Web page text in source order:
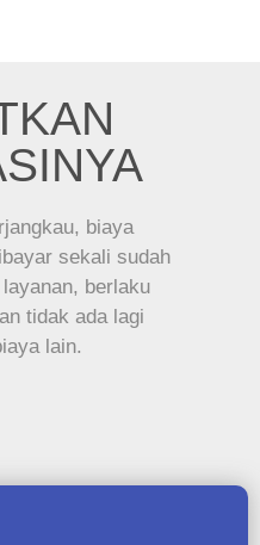
biaya
sekali sudah
berlaku
tidak ada lagi
lain.